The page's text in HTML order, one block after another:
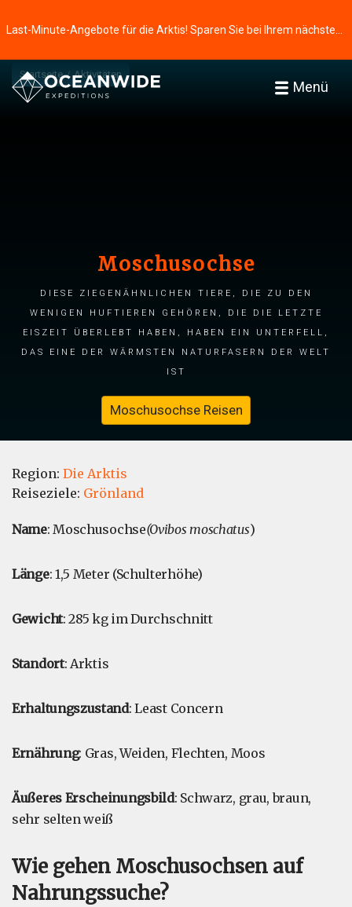
Menü
Startseite Aktivitäten
Moschusochse
Diese ziegenähnlichen Tiere, die zu den
wenigen Huftieren gehören, die die letzte
Eiszeit überlebt haben, haben ein Unterfell,
das eine der wärmsten Naturfasern der Welt
ist
Moschusochse Reisen
Region: Die Arktis
Reiseziele: Grönland
Name: Moschusochse(Ovibos moschatus)
Länge: 1,5 Meter (Schulterhöhe)
Gewicht: 285 kg im Durchschnitt
Standort: Arktis
Erhaltungszustand: Least Concern
Ernährung: Gras, Weiden, Flechten, Moos
Äußeres Erscheinungsbild: Schwarz, grau, braun,
sehr selten weiß
Wie gehen Moschusochsen auf
Nahrungssuche?